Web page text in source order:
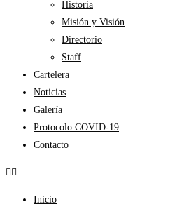
Historia
Misión y Visión
Directorio
Staff
Cartelera
Noticias
Galería
Protocolo COVID-19
Contacto
Inicio